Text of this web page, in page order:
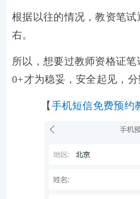
根据以往的情况，教资笔试
右。
所以，想要过教师资格证
0+才为稳妥，安全起见，分
【 手机短信免费预约